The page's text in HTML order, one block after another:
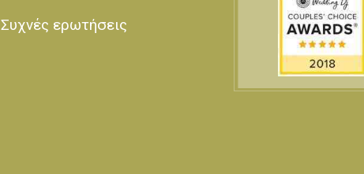
Συχνές ερωτήσεις